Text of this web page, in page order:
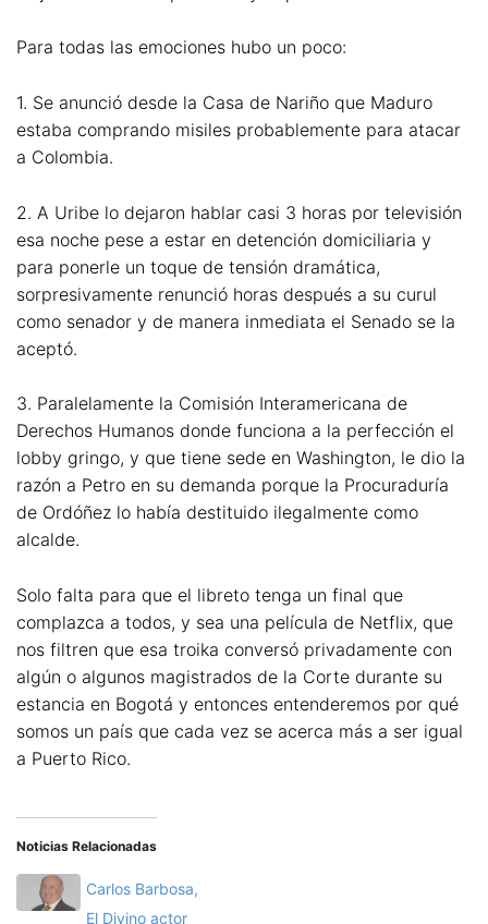
Para todas las emociones hubo un poco:
1. Se anunció desde la Casa de Nariño que Maduro
estaba comprando misiles probablemente para atacar
a Colombia.
2. A Uribe lo dejaron hablar casi 3 horas por televisión
esa noche pese a estar en detención domiciliaria y
para ponerle un toque de tensión dramática,
sorpresivamente renunció horas después a su curul
como senador y de manera inmediata el Senado se la
aceptó.
3. Paralelamente la Comisión Interamericana de
Derechos Humanos donde funciona a la perfección el
lobby gringo, y que tiene sede en Washington, le dio la
razón a Petro en su demanda porque la Procuraduría
de Ordóñez lo había destituido ilegalmente como
alcalde.
Solo falta para que el libreto tenga un final que
complazca a todos, y sea una película de Netflix, que
nos filtren que esa troika conversó privadamente con
algún o algunos magistrados de la Corte durante su
estancia en Bogotá y entonces entenderemos por qué
somos un país que cada vez se acerca más a ser igual
a Puerto Rico.
Noticias Relacionadas
Carlos Barbosa,
El Divino actor